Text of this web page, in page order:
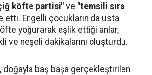
köfte partisi" ve "temsili sıra
etti. Engelli çocukların da usta
yoğurarak eşlik ettiği anlar,
ve neşeli dakikalarını oluşturdu.
doğayla baş başa gerçekleştirilen